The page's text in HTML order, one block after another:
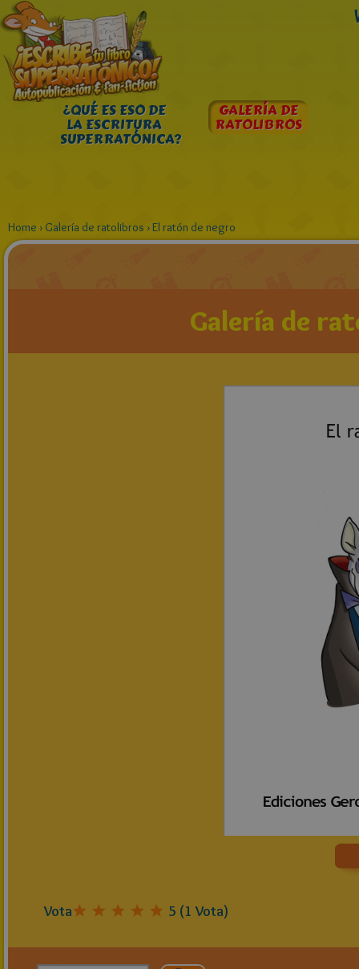
¿QUÉ ES ESO DE
LA ESCRITURA
SUPERRATÓNICA?
GALERÍA DE
RATOLIBROS
Home › Galería de ratolibros ›El ratón de negro
Galería de
Vota 5 (1 Vota)